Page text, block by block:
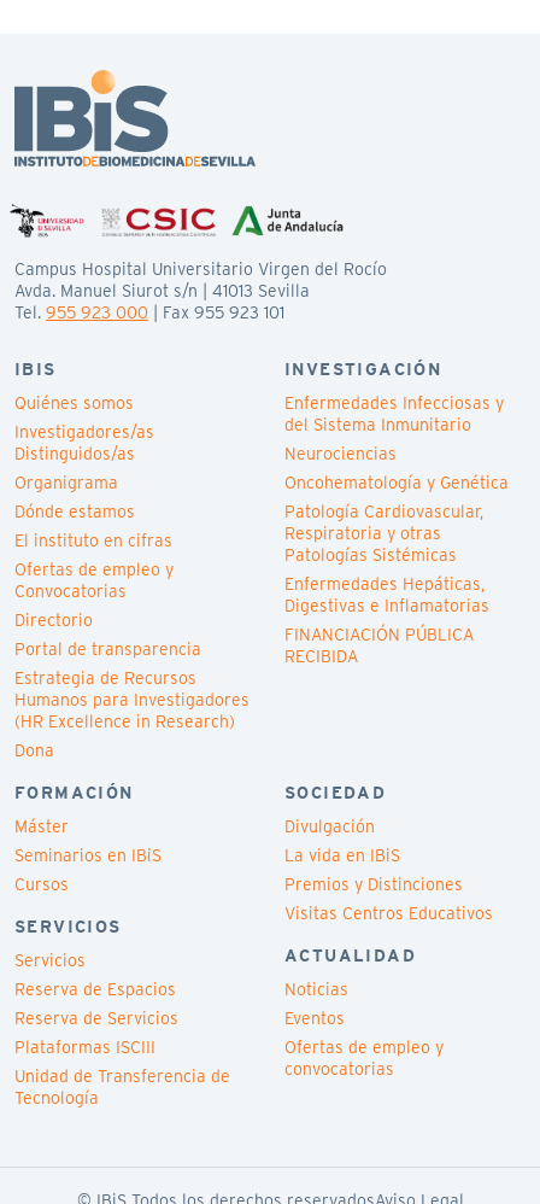
Campus Hospital Universitario Virgen del Rocío
Avda. Manuel Siurot s/n | 41013 Sevilla
Tel. 955 923 000 | Fax 955 923 101
IBIS
Quiénes somos
Investigadores/as
Distinguidos/as
Organigrama
Dónde estamos
El instituto en cifras
Ofertas de empleo y
Convocatorias
Directorio
Portal de transparencia
Estrategia de Recursos
Humanos para Investigadores
(HR Excellence in Research)
Dona
INVESTIGACIÓN
Enfermedades Infecciosas y
del Sistema Inmunitario
Neurociencias
Oncohematología y Genética
Patología Cardiovascular,
Respiratoria y otras
Patologías Sistémicas
Enfermedades Hepáticas,
Digestivas e Inflamatorias
FINANCIACIÓN PÚBLICA
RECIBIDA
FORMACIÓN
Máster
Seminarios en IBiS
Cursos
SERVICIOS
Servicios
Reserva de Espacios
Reserva de Servicios
Plataformas ISCIII
Unidad de Transferencia de
Tecnología
SOCIEDAD
Divulgación
La vida en IBiS
Premios y Distinciones
Visitas Centros Educativos
ACTUALIDAD
Noticias
Eventos
Ofertas de empleo y
convocatorias